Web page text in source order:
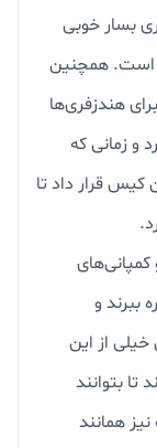
بسار خوبی
است. همچنین
هندزفری‌ها
و زمانی که
کیس قرار داد تا
ببرند و
از این
تا بتوانند
همانند